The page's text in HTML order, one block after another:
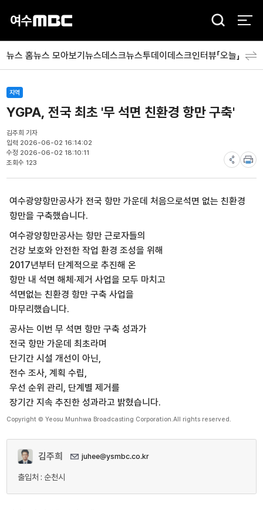
검
뉴스 홈뉴스 모아보기뉴스데스크뉴스투데이데스크인터뷰「오늘」 분야
지역
YGPA, 전국 최초 '무 석면 친환경 항만 구축'
김주희 기자
입력 2026-06-02 16:14:02
수정 2026-06-02 18:10:11
조회수 123
여수광양항만공사가 전국 항만 가운데 처음으로석면 없는 친환경
항만을 구축했습니다.
여수광양항만공사는 항만 근로자들의
건강 보호와 안전한 작업 환경 조성을 위해
2017년부터 단계적으로 추진해 온
항만 내 석면 해체·제거 사업을 모두 마치고
석면없는 친환경 항만 구축 사업을
마무리했습니다.
공사는 이번 무 석면 항만 구축 성과가
전국 항만 가운데 최초라며
단기간 시설 개선이 아닌,
전수 조사, 계획 수립,
우선 순위 관리, 단계별 제거를
장기간 지속 추진한 성과라고 밝혔습니다.
Copyright © Yeosu Munhwa Broadcasting Corporation.All rights reserved.
김주희 juhee@ysmbc.co.kr
출입처 : 순천시